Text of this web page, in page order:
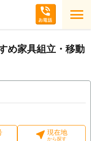
め家具組立・移動
現在地
から探す